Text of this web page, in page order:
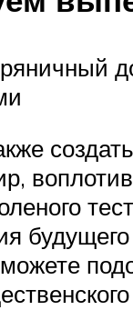
создать
будущего